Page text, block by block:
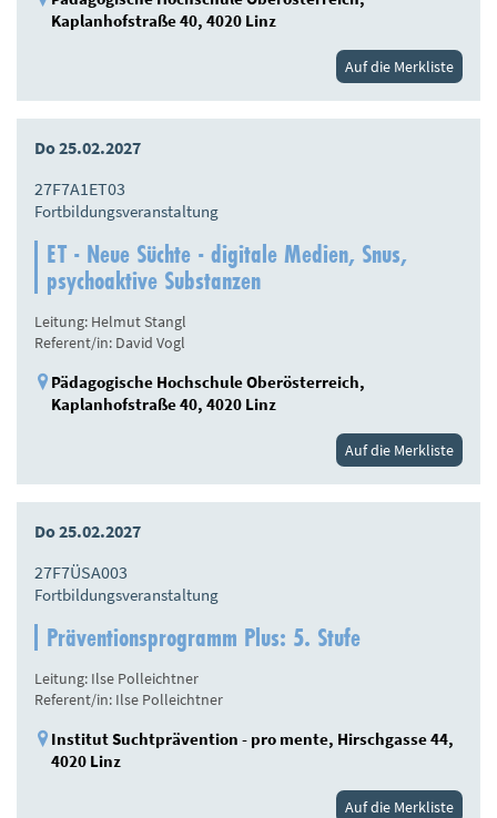
Kaplanhofstraße 40, 4020 Linz
Auf die Merkliste
Do 25.02.2027
27F7A1ET03
Fortbildungsveranstaltung
ET - Neue Süchte - digitale Medien, Snus,
psychoaktive Substanzen
Leitung: Helmut Stangl
Referent/in: David Vogl
Pädagogische Hochschule Oberösterreich,
Kaplanhofstraße 40, 4020 Linz
Auf die Merkliste
Do 25.02.2027
27F7ÜSA003
Fortbildungsveranstaltung
Präventionsprogramm Plus: 5. Stufe
Leitung: Ilse Polleichtner
Referent/in: Ilse Polleichtner
Institut Suchtprävention - pro mente, Hirschgasse 44,
4020 Linz
Auf die Merkliste